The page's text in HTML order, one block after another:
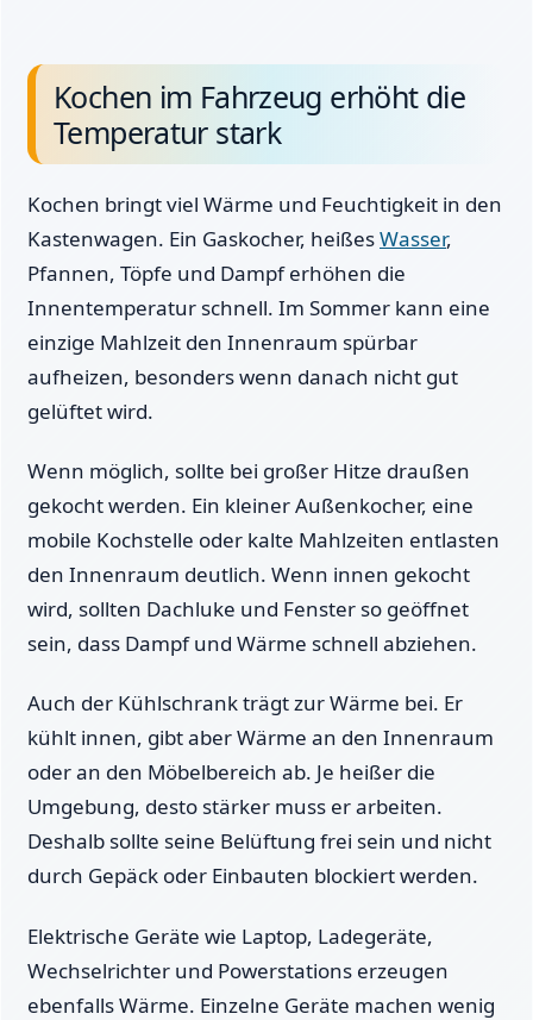
Kochen im Fahrzeug erhöht die
Temperatur stark
Kochen bringt viel Wärme und Feuchtigkeit in den
Kastenwagen. Ein Gaskocher, heißesWasser,
Pfannen, Töpfe und Dampf erhöhen die
Innentemperatur schnell. Im Sommer kann eine
einzige Mahlzeit den Innenraum spürbar
aufheizen, besonders wenn danach nicht gut
gelüftet wird.
Wenn möglich, sollte bei großer Hitze draußen
gekocht werden. Ein kleiner Außenkocher, eine
mobile Kochstelle oder kalte Mahlzeiten entlasten
den Innenraum deutlich. Wenn innen gekocht
wird, sollten Dachluke und Fenster so geöffnet
sein, dass Dampf und Wärme schnell abziehen.
Auch der Kühlschrank trägt zur Wärme bei. Er
kühlt innen, gibt aber Wärme an den Innenraum
oder an den Möbelbereich ab. Je heißer die
Umgebung, desto stärker muss er arbeiten.
Deshalb sollte seine Belüftung frei sein und nicht
durch Gepäck oder Einbauten blockiert werden.
Elektrische Geräte wie Laptop, Ladegeräte,
Wechselrichter und Powerstations erzeugen
ebenfalls Wärme. Einzelne Geräte machen wenig